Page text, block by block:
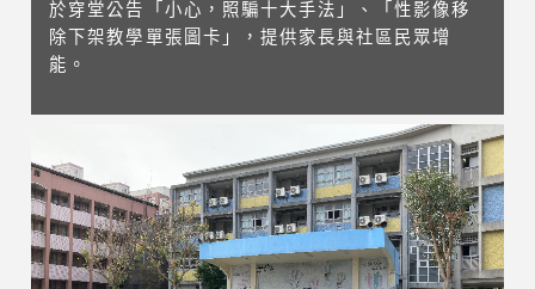
於穿堂公告「小心，照騙十大手法」、「性影像移
除下架教學單張圖卡」，提供家長與社區民眾增
能。